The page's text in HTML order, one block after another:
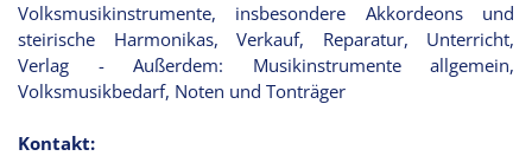
Volksmusikinstrumente, insbesondere Akkordeons und
steirische Harmonikas, Verkauf, Reparatur, Unterricht,
Verlag - Außerdem: Musikinstrumente allgemein,
Volksmusikbedarf, Noten und Tonträger
Kontakt: